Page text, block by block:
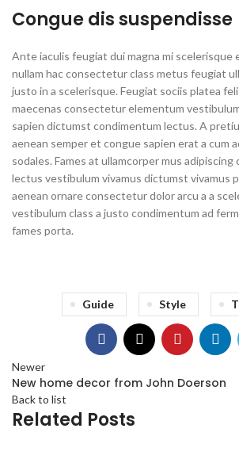
Congue dis suspendisse
Ante iaculis feugiat dui magna mi scelerisque
nullam hac consectetur class metus feugiat
justo in a scelerisque. Feugiat sociis platea
maecenas consectetur elementum
sapien dictumst condimentum lectus. A
aenean semper et congue sapien erat a cum
sodales. Fames at ullamcorper mus
lectus vestibulum vivamus dictumst vivamus
aenean ornare consectetur dolor arcu a a
vestibulum class a justo condimentum ad
fames porta.
Guide Style
Newer
New home decor from John Doerson
Back to list
Related Posts